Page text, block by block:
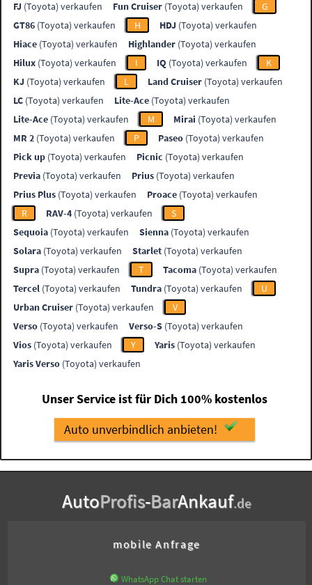
FJ (Toyota) verkaufen Fun Cruiser (Toyota) verkaufen
G
GT86 (Toyota) verkaufen H HDJ (Toyota) verkaufen
Hiace (Toyota) verkaufen Highlander (Toyota) verkaufen
Hilux (Toyota) verkaufen I IQ (Toyota) verkaufen
K
KJ (Toyota) verkaufen L Land Cruiser (Toyota) verkaufen
LC (Toyota) verkaufen Lite-Ace (Toyota) verkaufen
Lite-Ace (Toyota) verkaufen M Mirai (Toyota) verkaufen
MR 2 (Toyota) verkaufen P Paseo (Toyota) verkaufen
Pick up (Toyota) verkaufen Picnic (Toyota) verkaufen
Previa (Toyota) verkaufen Prius (Toyota) verkaufen
Prius Plus (Toyota) verkaufen Proace (Toyota) verkaufen
R
RAV-4 (Toyota) verkaufen
S
Sequoia (Toyota) verkaufen Sienna (Toyota) verkaufen
Solara (Toyota) verkaufen Starlet (Toyota) verkaufen
Supra (Toyota) verkaufen T Tacoma (Toyota) verkaufen
Tercel (Toyota) verkaufen Tundra (Toyota) verkaufen
U
Urban Cruiser (Toyota) verkaufen
V
Verso (Toyota) verkaufen Verso-S (Toyota) verkaufen
Vios (Toyota) verkaufen Y Yaris (Toyota) verkaufen
Yaris Verso (Toyota) verkaufen
Unser Service ist für Dich 100% kostenlos
Auto unverbindlich anbieten!
AutoProfis-BarAnkauf.de
mobile Anfrage
WhatsApp Chat starten